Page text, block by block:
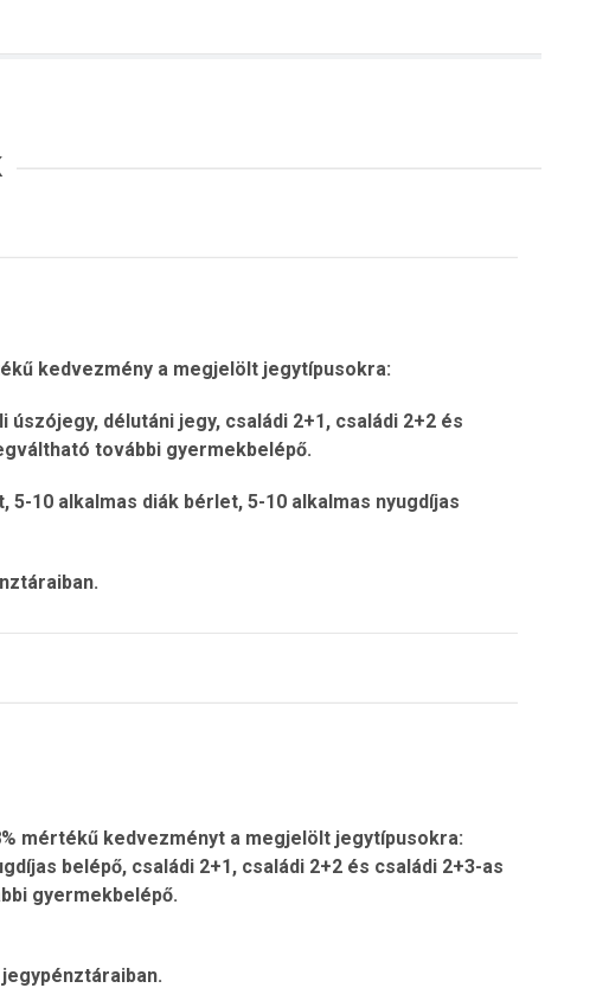
kedvezmény a megjelölt jegytípusokra:
délutáni jegy, családi 2+1, családi 2+2 és
további gyermekbelépő.
10 alkalmas diák bérlet, 5-10 alkalmas nyugdíjas
mértékű kedvezményt a megjelölt jegytípusokra:
belépő, családi 2+1, családi 2+2 és családi 2+3-as
gyermekbelépő.